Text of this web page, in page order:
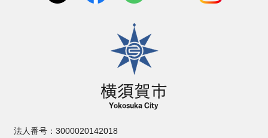
横須賀市
法人番号：3000020142018